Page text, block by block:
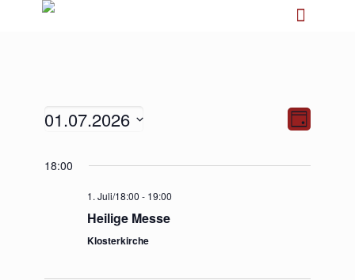
Ansichten-
Navigation
Ansichten-
Tag
01.07.2026
wählen.
18:00
1. Juli/18:00 - 19:00
Heilige Messe
Klosterkirche